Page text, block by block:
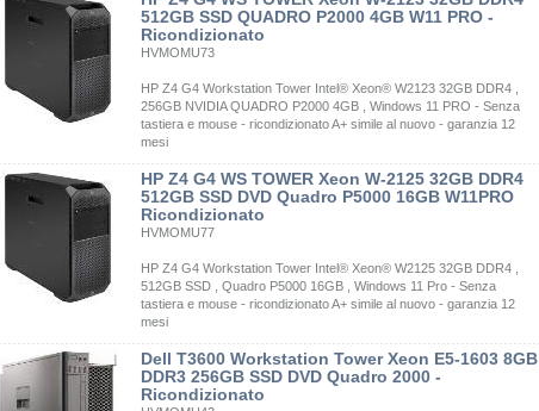
512GB SSD QUADRO P2000 4GB W11 PRO -
Ricondizionato
HVMOMU73
HP Z4 G4 Workstation Tower Intel® Xeon® W2123 32GB DDR4 ,
256GB NVIDIA QUADRO P2000 4GB , Windows 11 PRO - Senza
tastiera e mouse - ricondizionato A+ simile al nuovo - garanzia 12
mesi
HP Z4 G4 WS TOWER Xeon W-2125 32GB DDR4
512GB SSD DVD Quadro P5000 16GB W11PRO
Ricondizionato
HVMOMU77
HP Z4 G4 Workstation Tower Intel® Xeon® W2125 32GB DDR4 ,
512GB SSD , Quadro P5000 16GB , Windows 11 Pro - Senza
tastiera e mouse - ricondizionato A+ simile al nuovo - garanzia 12
mesi
Dell T3600 Workstation Tower Xeon E5-1603 8GB
DDR3 256GB SSD DVD Quadro 2000 -
Ricondizionato